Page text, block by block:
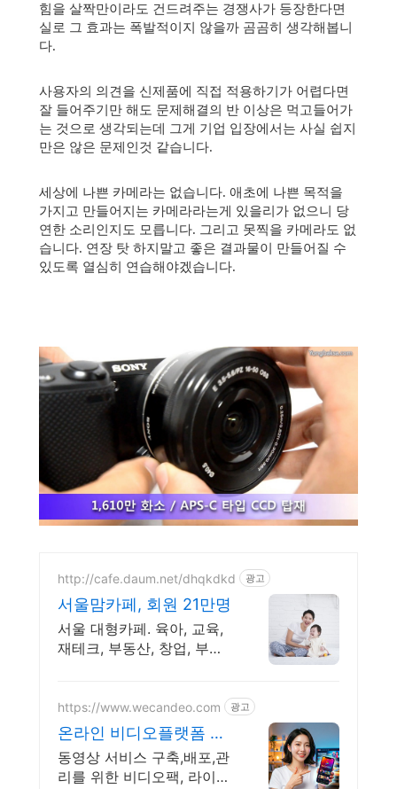
힘을 살짝만이라도 건드려주는 경쟁사가 등장한다면
실로 그 효과는 폭발적이지 않을까 곰곰히 생각해봅니
다.
사용자의 의견을 신제품에 직접 적용하기가 어렵다면
잘 들어주기만 해도 문제해결의 반 이상은 먹고들어가
는 것으로 생각되는데 그게 기업 입장에서는 사실 쉽지
만은 않은 문제인것 같습니다.
세상에 나쁜 카메라는 없습니다. 애초에 나쁜 목적을
가지고 만들어지는 카메라라는게 있을리가 없으니 당
연한 소리인지도 모릅니다. 그리고 못찍을 카메라도 없
습니다. 연장 탓 하지말고 좋은 결과물이 만들어질 수
있도록 열심히 연습해야겠습니다.
http://cafe.daum.net/dhqkdkd 광고
서울맘카페, 회원 21만명
서울 대형카페. 육아, 교육,
재테크, 부동산, 창업, 부업,
https://www.wecandeo.com 광고
온라인 비디오플랫폼 위
캔디오 무료플랜으로 시
작하세요!
동영상 서비스 구축,배포,관
리를 위한 비디오팩, 라이브